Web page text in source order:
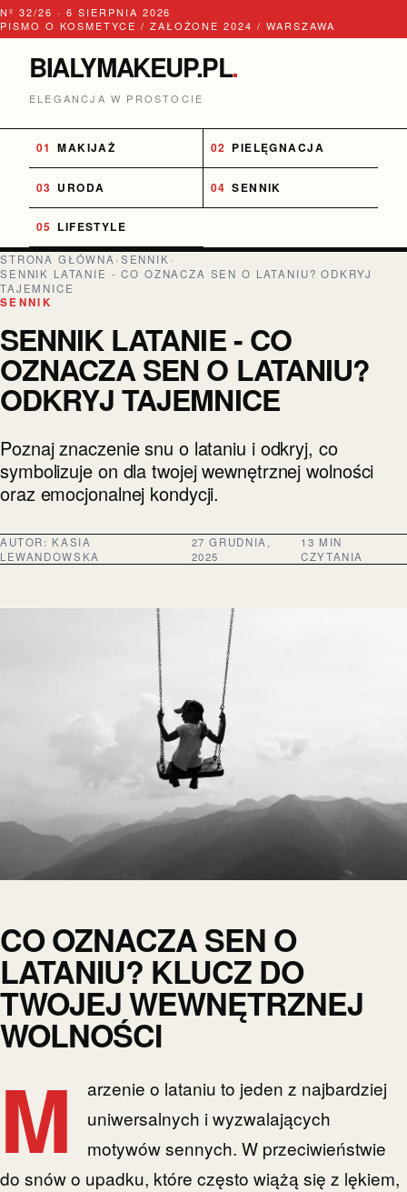
Nº 32/26 · 6 SIERPNIA 2026
PISMO O KOSMETYCE / ZAŁOŻONE 2024 / WARSZAWA
BIALYMAKEUP.PL.
ELEGANCJA W PROSTOCIE
MAKIJAŻ PIELĘGNACJA
URODA SENNIK
LIFESTYLE
STRONA GŁÓWNA›SENNIK›
SENNIK LATANIE - CO OZNACZA SEN O LATANIU? ODKRYJ
TAJEMNICE
SENNIK
SENNIK LATANIE - CO
OZNACZA SEN O LATANIU?
ODKRYJ TAJEMNICE
Poznaj znaczenie snu o lataniu i odkryj, co
symbolizuje on dla twojej wewnętrznej wolności
oraz emocjonalnej kondycji.
AUTOR: KASIA
LEWANDOWSKA
27 GRUDNIA,
2025
13 MIN
CZYTANIA
CO OZNACZA SEN O
LATANIU? KLUCZ DO
TWOJEJ WEWNĘTRZNEJ
WOLNOŚCI
M
arzenie o lataniu to jeden z najbardziej
uniwersalnych i wyzwalających
motywów sennych. W przeciwieństwie
do snów o upadku, które często wiążą się z lękiem,